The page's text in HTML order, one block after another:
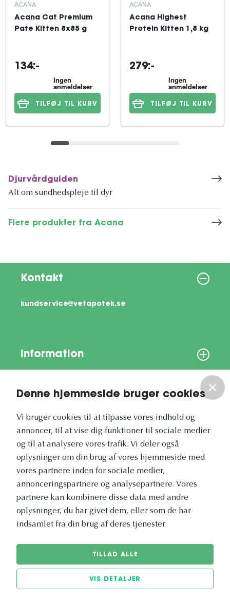
Denne hjemmeside bruger cookies
Vi bruger cookies til at tilpasse vores indhold og
annoncer, til at vise dig funktioner til sociale medier
og til at analysere vores trafik. Vi deler også
oplysninger om din brug af vores hjemmeside med
vores partnere inden for sociale medier,
annonceringspartnere og analysepartnere. Vores
partnere kan kombinere disse data med andre
oplysninger, du har givet dem, eller som de har
indsamlet fra din brug af deres tjenester.
TILLAD ALLE
VIS DETALJER
ACANA
Acana Cat Premium
Pate Kitten 8x85 g
134:-
TILFØJ TIL KURV
ACANA
Acana Highest
Protein Kitten 1,8 kg
279:-
TILFØJ TIL KURV
Djurvårdguiden
Alt om sundhedspleje til dyr
Flere produkter fra Acana
Kontakt
kundservice@vetapotek.se
Information
Vores nyhedsbrev
Vetapotek.dk er en del af
Evidensia
Dyresundhedspleje
© 2026 Vetapotek